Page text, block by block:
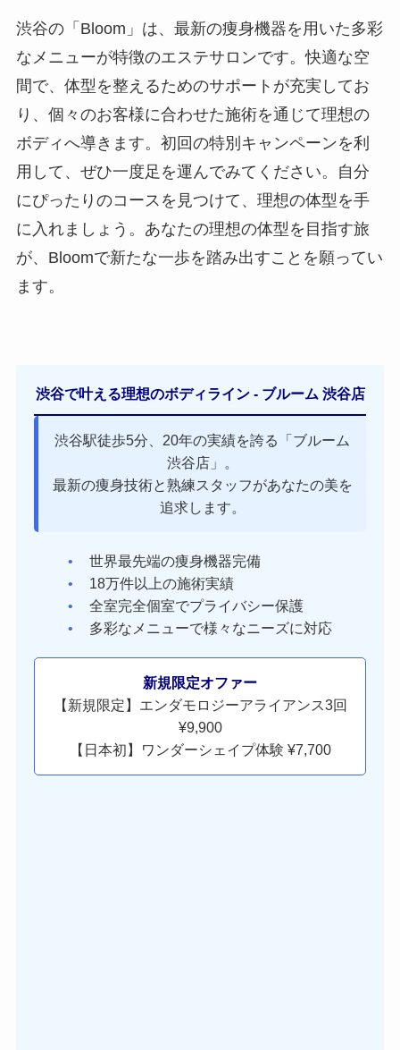
渋谷の「Bloom」は、最新の痩身機器を用いた多彩
なメニューが特徴のエステサロンです。快適な空
間で、体型を整えるためのサポートが充実してお
り、個々のお客様に合わせた施術を通じて理想の
ボディへ導きます。初回の特別キャンペーンを利
用して、ぜひ一度足を運んでみてください。自分
にぴったりのコースを見つけて、理想の体型を手
に入れましょう。あなたの理想の体型を目指す旅
が、Bloomで新たな一歩を踏み出すことを願ってい
ます。
渋谷で叶える理想のボディライン - ブルーム 渋谷店
渋谷駅徒歩5分、20年の実績を誇る「ブルーム
渋谷店」。
最新の痩身技術と熟練スタッフがあなたの美を
追求します。
世界最先端の痩身機器完備
18万件以上の施術実績
全室完全個室でプライバシー保護
多彩なメニューで様々なニーズに対応
新規限定オファー
【新規限定】エンダモロジーアライアンス3回
¥9,900
【日本初】ワンダーシェイプ体験 ¥7,700